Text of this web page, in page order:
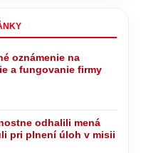
oznámenie na
a fungovanie firmy
odhalili mená
pri plnení úloh v misii